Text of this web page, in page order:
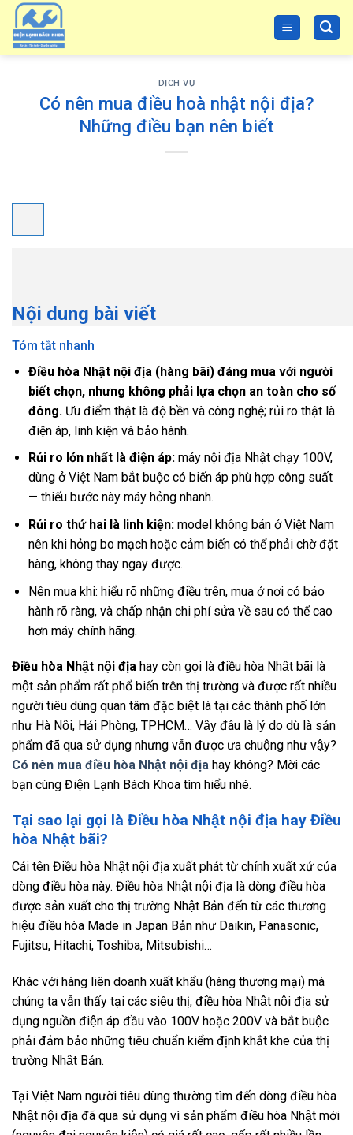
Skip
content
DỊCH VỤ
Có nên mua điều hoà nhật nội địa?
Những điều bạn nên biết
Nội dung bài viết
Tóm tắt nhanh
Điều hòa Nhật nội địa (hàng bãi) đáng mua với người
biết chọn, nhưng không phải lựa chọn an toàn cho số
đông.Ưu điểm thật là độ bền và công nghệ; rủi ro thật là
điện áp, linh kiện và bảo hành.
Rủi ro lớn nhất là điện áp:máy nội địa Nhật chạy 100V,
dùng ở Việt Nam bắt buộc có biến áp phù hợp công suất
— thiếu bước này máy hỏng nhanh.
Rủi ro thứ hai là linh kiện:model không bán ở Việt Nam
nên khi hỏng bo mạch hoặc cảm biến có thể phải chờ đặt
hàng, không thay ngay được.
Nên mua khi: hiểu rõ những điều trên, mua ở nơi có bảo
hành rõ ràng, và chấp nhận chi phí sửa về sau có thể cao
hơn máy chính hãng.
Điều hòa Nhật nội địa hay còn gọi là điều hòa Nhật bãi là
một sản phẩm rất phổ biến trên thị trường và được rất nhiều
người tiêu dùng quan tâm đặc biệt là tại các thành phố lớn
như Hà Nội, Hải Phòng, TPHCM… Vậy đâu là lý do dù là sản
phẩm đã qua sử dụng nhưng vẫn được ưa chuộng như vậy?
Có nên mua điều hòa Nhật nội địa hay không? Mời các
bạn cùng Điện Lạnh Bách Khoa tìm hiểu nhé.
Tại sao lại gọi là Điều hòa Nhật nội địa hay Điều
hòa Nhật bãi?
Cái tên Điều hòa Nhật nội địa xuất phát từ chính xuất xứ của
dòng điều hòa này. Điều hòa Nhật nội địa là dòng điều hòa
được sản xuất cho thị trường Nhật Bản đến từ các thương
hiệu điều hòa Made in Japan Bản như Daikin, Panasonic,
Fujitsu, Hitachi, Toshiba, Mitsubishi…
Khác với hàng liên doanh xuất khẩu (hàng thương mại) mà
chúng ta vẫn thấy tại các siêu thị, điều hòa Nhật nội địa sử
dụng nguồn điện áp đầu vào 100V hoặc 200V và bắt buộc
phải đảm bảo những tiêu chuẩn kiểm định khắt khe của thị
trường Nhật Bản.
Tại Việt Nam người tiêu dùng thường tìm đến dòng điều hòa
Nhật nội địa đã qua sử dụng vì sản phẩm điều hòa Nhật mới